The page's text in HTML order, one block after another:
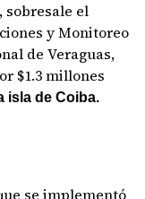
sobresale el
y Monitoreo
de Veraguas,
$1.3 millones
isla de Coiba.
se implementó